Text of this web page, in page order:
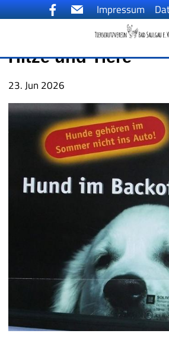
Impressum
Ein Tier kommt ins
Aktuelles
Der
Tierheim
Nestle Bad
Hitze und Tiere
23. Jun 2026